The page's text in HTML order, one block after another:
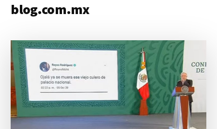
blog.com.mx
blogs